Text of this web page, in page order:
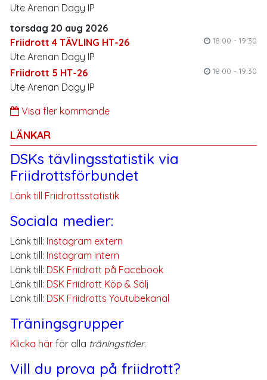
Ute Arenan Dagy IP
torsdag 20 aug 2026
Friidrott 4 TÄVLING HT-26
18:00 - 19:30
Ute Arenan Dagy IP
Friidrott 5 HT-26
18:00 - 19:30
Ute Arenan Dagy IP
Visa fler kommande
LÄNKAR
DSKs tävlingsstatistik via
Friidrottsförbundet
Länk till Friidrottsstatistik
Sociala medier:
Länk till: Instagram extern
Länk till: Instagram intern
Länk till: DSK Friidrott på Facebook
Länk till: DSK Friidrott Köp & Sälj
Länk till: DSK Friidrotts Youtubekanal
Träningsgrupper
Klicka här för alla träningstider.
Vill du prova på friidrott?